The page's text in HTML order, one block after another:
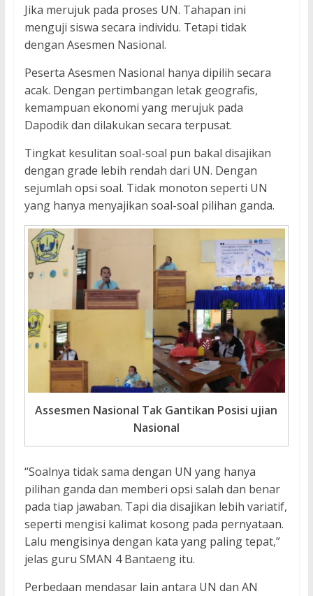
Jika merujuk pada proses UN. Tahapan ini
menguji siswa secara individu. Tetapi tidak
dengan Asesmen Nasional.
Peserta Asesmen Nasional hanya dipilih secara
acak. Dengan pertimbangan letak geografis,
kemampuan ekonomi yang merujuk pada
Dapodik dan dilakukan secara terpusat.
Tingkat kesulitan soal-soal pun bakal disajikan
dengan grade lebih rendah dari UN. Dengan
sejumlah opsi soal. Tidak monoton seperti UN
yang hanya menyajikan soal-soal pilihan ganda.
Assesmen Nasional Tak Gantikan Posisi ujian
Nasional
“Soalnya tidak sama dengan UN yang hanya
pilihan ganda dan memberi opsi salah dan benar
pada tiap jawaban. Tapi dia disajikan lebih variatif,
seperti mengisi kalimat kosong pada pernyataan.
Lalu mengisinya dengan kata yang paling tepat,”
jelas guru SMAN 4 Bantaeng itu.
Perbedaan mendasar lain antara UN dan AN